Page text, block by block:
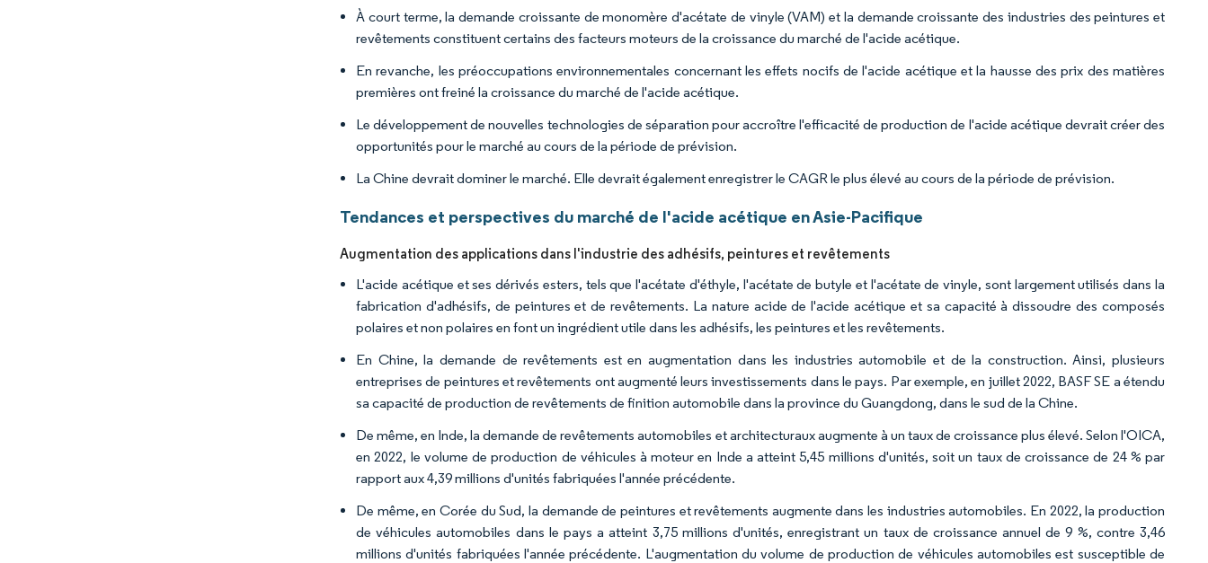
À court terme, la demande croissante de monomère d'acétate de vinyle (VAM) et la demande croissante des industries des peintures et
revêtements constituent certains des facteurs moteurs de la croissance du marché de l'acide acétique.
En revanche, les préoccupations environnementales concernant les effets nocifs de l'acide acétique et la hausse des prix des matières
premières ont freiné la croissance du marché de l'acide acétique.
Le développement de nouvelles technologies de séparation pour accroître l'efficacité de production de l'acide acétique devrait créer des
opportunités pour le marché au cours de la période de prévision.
La Chine devrait dominer le marché. Elle devrait également enregistrer le CAGR le plus élevé au cours de la période de prévision.
Tendances et perspectives du marché de l'acide acétique en Asie-Pacifique
Augmentation des applications dans l'industrie des adhésifs, peintures et revêtements
L'acide acétique et ses dérivés esters, tels que l'acétate d'éthyle, l'acétate de butyle et l'acétate de vinyle, sont largement utilisés dans la
fabrication d'adhésifs, de peintures et de revêtements. La nature acide de l'acide acétique et sa capacité à dissoudre des composés
polaires et non polaires en font un ingrédient utile dans les adhésifs, les peintures et les revêtements.
En Chine, la demande de revêtements est en augmentation dans les industries automobile et de la construction. Ainsi, plusieurs
entreprises de peintures et revêtements ont augmenté leurs investissements dans le pays. Par exemple, en juillet 2022, BASF SE a étendu
sa capacité de production de revêtements de finition automobile dans la province du Guangdong, dans le sud de la Chine.
De même, en Inde, la demande de revêtements automobiles et architecturaux augmente à un taux de croissance plus élevé. Selon l'OICA,
en 2022, le volume de production de véhicules à moteur en Inde a atteint 5,45 millions d'unités, soit un taux de croissance de 24 % par
rapport aux 4,39 millions d'unités fabriquées l'année précédente.
De même, en Corée du Sud, la demande de peintures et revêtements augmente dans les industries automobiles. En 2022, la production
de véhicules automobiles dans le pays a atteint 3,75 millions d'unités, enregistrant un taux de croissance annuel de 9 %, contre 3,46
millions d'unités fabriquées l'année précédente. L'augmentation du volume de production de véhicules automobiles est susceptible de